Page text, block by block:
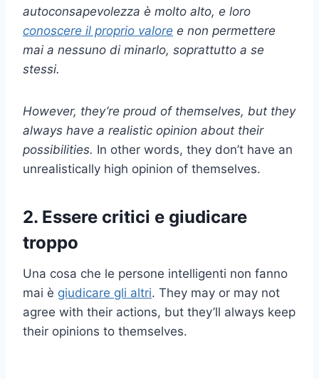
autoconsapevolezza è molto alto, e loro
conoscere il proprio valore e non permettere
mai a nessuno di minarlo, soprattutto a se
stessi.
However, they’re proud of themselves, but they
always have a realistic opinion about their
possibilities. In other words, they don’t have an
unrealistically high opinion of themselves.
2. Essere critici e giudicare
troppo
Una cosa che le persone intelligenti non fanno
mai è giudicare gli altri. They may or may not
agree with their actions, but they’ll always keep
their opinions to themselves.